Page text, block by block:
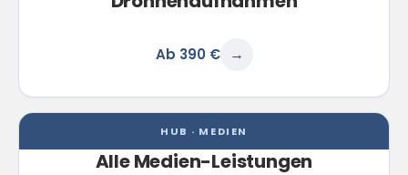
Ab 390 € →
HUB · MEDIEN
Alle Medien-Leistungen